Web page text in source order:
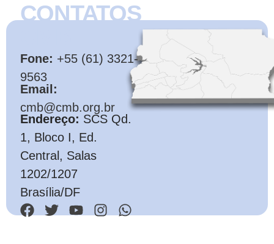
CONTATOS
Fone: +55 (61) 3321-
9563
Email:
cmb@cmb.org.br
Endereço: SCS Qd.
1, Bloco I, Ed.
Central, Salas
1202/1207
Brasília/DF